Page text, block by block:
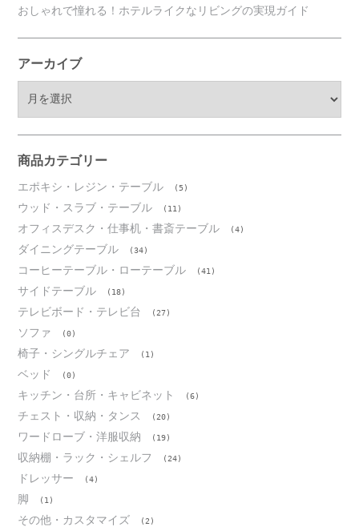
おしゃれで憧れる！ホテルライクなリビングの実現ガイド
アーカイブ
ブ
商品カテゴリー
エポキシ・レジン・テーブル (5)
ウッド・スラブ・テーブル (11)
オフィスデスク・仕事机・書斎テーブル (4)
ダイニングテーブル (34)
コーヒーテーブル・ローテーブル (41)
サイドテーブル (18)
テレビボード・テレビ台 (27)
ソファ (0)
椅子・シングルチェア (1)
ベッド (0)
キッチン・台所・キャビネット (6)
チェスト・収納・タンス (20)
ワードローブ・洋服収納 (19)
収納棚・ラック・シェルフ (24)
ドレッサー (4)
脚 (1)
その他・カスタマイズ (2)